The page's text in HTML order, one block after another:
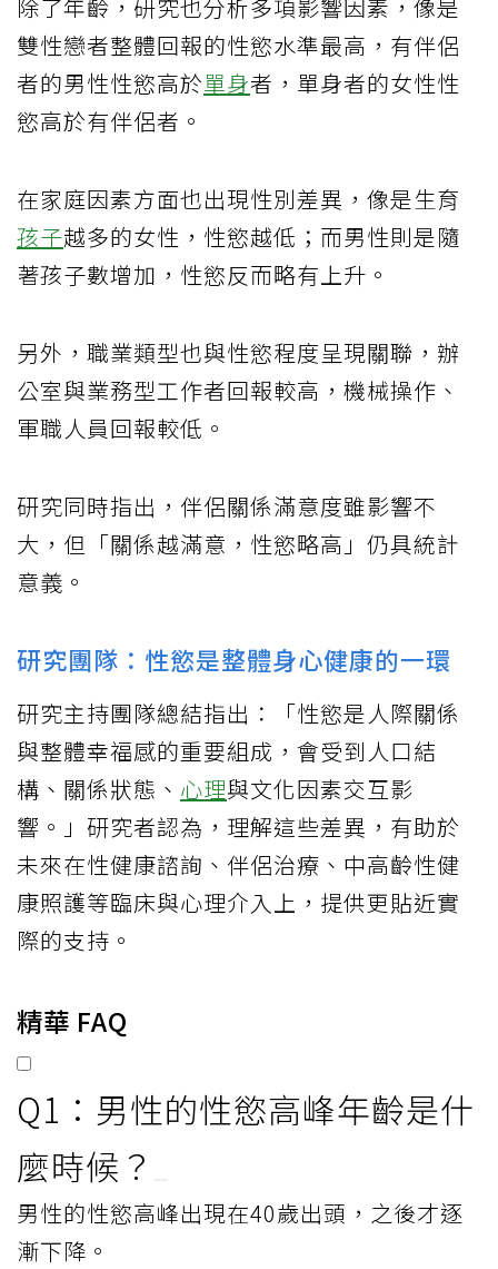
除了年齡，研究也分析多項影響因素，像是
雙性戀者整體回報的性慾水準最高，有伴侶
者的男性性慾高於單身者，單身者的女性性
慾高於有伴侶者。
在家庭因素方面也出現性別差異，像是生育
孩子越多的女性，性慾越低；而男性則是隨
著孩子數增加，性慾反而略有上升。
另外，職業類型也與性慾程度呈現關聯，辦
公室與業務型工作者回報較高，機械操作、
軍職人員回報較低。
研究同時指出，伴侶關係滿意度雖影響不
大，但「關係越滿意，性慾略高」仍具統計
意義。
研究團隊：性慾是整體身心健康的一環
研究主持團隊總結指出：「性慾是人際關係
與整體幸福感的重要組成，會受到人口結
構、關係狀態、 心理與文化因素交互影
響。」研究者認為，理解這些差異，有助於
未來在性健康諮詢、伴侶治療、中高齡性健
康照護等臨床與心理介入上，提供更貼近實
際的支持。
精華 FAQ
Q1：男性的性慾高峰年齡是什
麼時候？
男性的性慾高峰出現在40歲出頭，之後才逐
漸下降。